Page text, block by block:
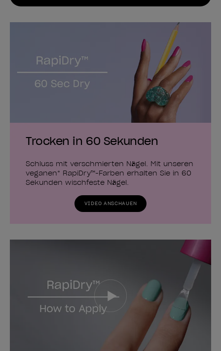
Trocken in 60 Sekunden
Schluss mit verschmierten Nägel. Mit unseren
veganen* RapiDry™-Farben erhalten Sie in 60
Sekunden wischfeste Nägel.
VIDEO ANSCHAUEN